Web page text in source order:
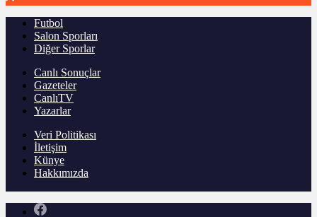
Futbol
Salon Sporları
Diğer Sporlar
Canlı Sonuçlar
Gazeteler
CanlıTV
Yazarlar
Veri Politikası
İletişim
Künye
Hakkımızda